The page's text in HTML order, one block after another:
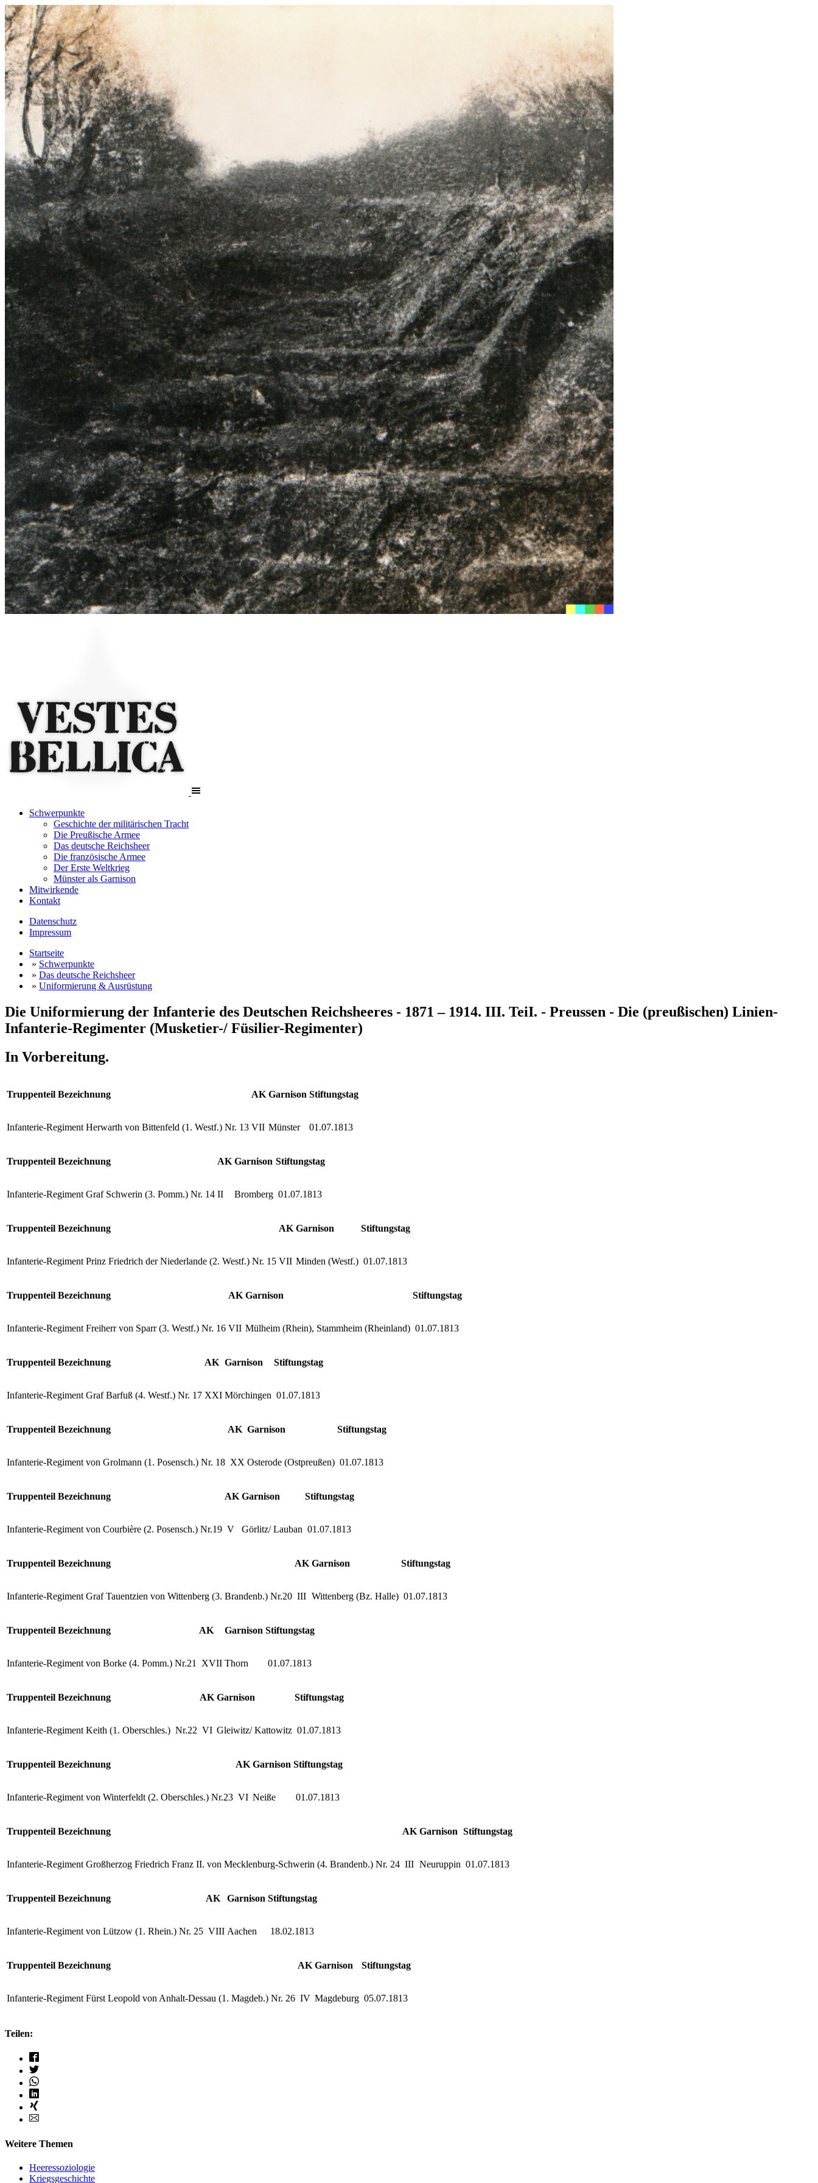
Schwerpunkte
Geschichte der militärischen Tracht
Die Preußische Armee
Das deutsche Reichsheer
Die französische Armee
Der Erste Weltkrieg
Münster als Garnison
Mitwirkende
Kontakt
Datenschutz
Impressum
Startseite
» Schwerpunkte
» Das deutsche Reichsheer
» Uniformierung & Ausrüstung
Die Uniformierung der Infanterie des Deutschen Reichsheeres - 1871 – 1914. III. TeiI. - Preussen - Die (preußischen) Linien-
Infanterie-Regimenter (Musketier-/ Füsilier-Regimenter)
In Vorbereitung.
Truppenteil Bezeichnung AK Garnison Stiftungstag
Infanterie-Regiment Herwarth von Bittenfeld (1. Westf.) Nr. 13 VII Münster 01.07.1813
Truppenteil Bezeichnung AK Garnison Stiftungstag
Infanterie-Regiment Graf Schwerin (3. Pomm.) Nr. 14 II Bromberg 01.07.1813
Truppenteil Bezeichnung AK Garnison Stiftungstag
Infanterie-Regiment Prinz Friedrich der Niederlande (2. Westf.) Nr. 15 VII Minden (Westf.) 01.07.1813
Truppenteil Bezeichnung AK Garnison Stiftungstag
Infanterie-Regiment Freiherr von Sparr (3. Westf.) Nr. 16 VII Mülheim (Rhein), Stammheim (Rheinland) 01.07.1813
Truppenteil Bezeichnung AK Garnison Stiftungstag
Infanterie-Regiment Graf Barfuß (4. Westf.) Nr. 17 XXI Mörchingen 01.07.1813
Truppenteil Bezeichnung AK Garnison Stiftungstag
Infanterie-Regiment von Grolmann (1. Posensch.) Nr. 18 XX Osterode (Ostpreußen) 01.07.1813
Truppenteil Bezeichnung AK Garnison Stiftungstag
Infanterie-Regiment von Courbière (2. Posensch.) Nr.19 V Görlitz/ Lauban 01.07.1813
Truppenteil Bezeichnung AK Garnison Stiftungstag
Infanterie-Regiment Graf Tauentzien von Wittenberg (3. Brandenb.) Nr.20 III Wittenberg (Bz. Halle) 01.07.1813
Truppenteil Bezeichnung AK Garnison Stiftungstag
Infanterie-Regiment von Borke (4. Pomm.) Nr.21 XVII Thorn 01.07.1813
Truppenteil Bezeichnung AK Garnison Stiftungstag
Infanterie-Regiment Keith (1. Oberschles.) Nr.22 VI Gleiwitz/ Kattowitz 01.07.1813
Truppenteil Bezeichnung AK Garnison Stiftungstag
Infanterie-Regiment von Winterfeldt (2. Oberschles.) Nr.23 VI Neiße 01.07.1813
Truppenteil Bezeichnung AK Garnison Stiftungstag
Infanterie-Regiment Großherzog Friedrich Franz II. von Mecklenburg-Schwerin (4. Brandenb.) Nr. 24 III Neuruppin 01.07.1813
Truppenteil Bezeichnung AK Garnison Stiftungstag
Infanterie-Regiment von Lützow (1. Rhein.) Nr. 25 VIII Aachen 18.02.1813
Truppenteil Bezeichnung AK Garnison Stiftungstag
Infanterie-Regiment Fürst Leopold von Anhalt-Dessau (1. Magdeb.) Nr. 26 IV Magdeburg 05.07.1813
Teilen:
Weitere Themen
Heeressoziologie
Kriegsgeschichte